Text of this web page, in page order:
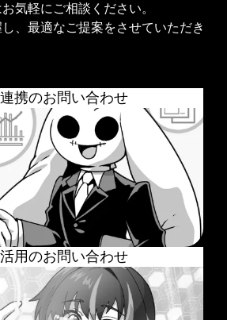
気軽にご相談ください。
、最適なご提案をさせていただき
携のお問い合わせ
用のお問い合わせ